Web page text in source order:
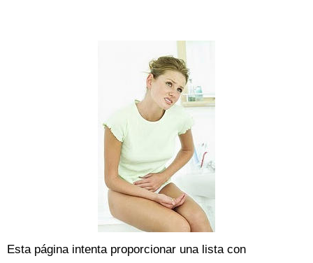
Esta página intenta proporcionar una lista con